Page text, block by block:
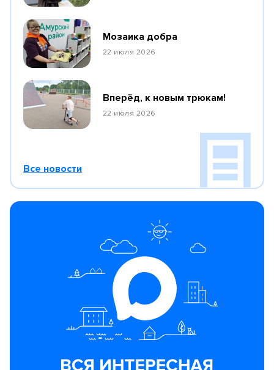
Мозаика добра
22 июля 2026
Вперёд, к новым трюкам!
22 июля 2026
Все новости